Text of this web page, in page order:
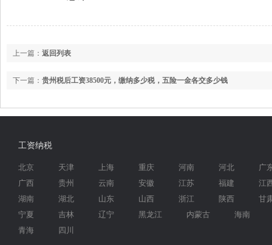
上一篇： 返回列表
下一篇： 贵州税后工资38500元，缴纳多少税，五险一金各交多少钱
工资纳税
北京 天津 上海 重庆 河南 河北
广
广西
贵州 云南 安徽 江苏 福建
江
湖南
湖北 山东 山西 浙江 陕西
甘
宁夏
吉林 辽宁 黑龙江 内蒙古
海南
青海
四川